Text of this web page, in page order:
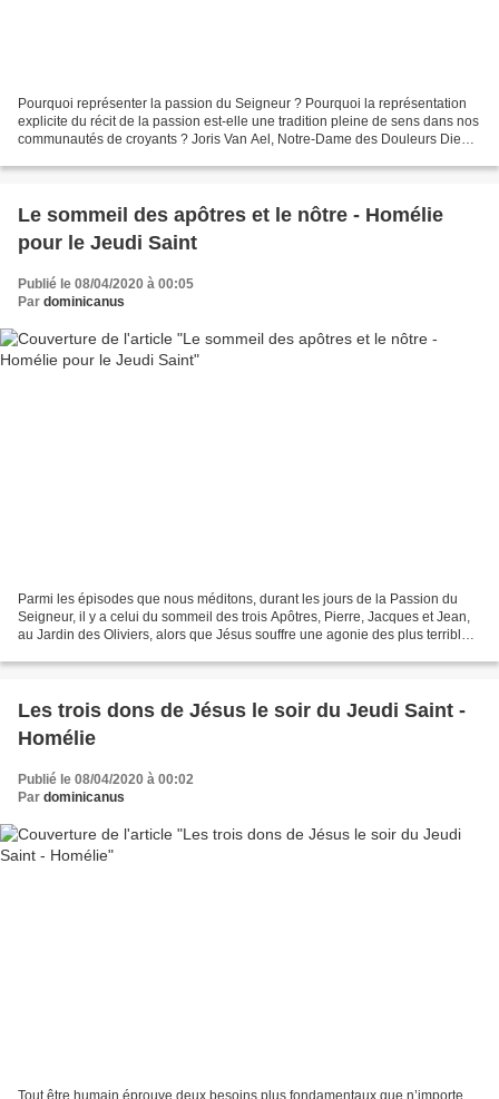
Pourquoi représenter la passion du Seigneur ? Pourquoi la représentation
explicite du récit de la passion est-elle une tradition pleine de sens dans nos
communautés de croyants ? Joris Van Ael, Notre-Dame des Douleurs Dieu
Le sommeil des apôtres et le nôtre - Homélie
pour le Jeudi Saint
Publié le 08/04/2020 à 00:05
Par dominicanus
Parmi les épisodes que nous méditons, durant les jours de la Passion du
Seigneur, il y a celui du sommeil des trois Apôtres, Pierre, Jacques et Jean,
au Jardin des Oliviers, alors que Jésus souffre une agonie des plus terribles.
Les trois dons de Jésus le soir du Jeudi Saint -
Homélie
Publié le 08/04/2020 à 00:02
Par dominicanus
Tout être humain éprouve deux besoins plus fondamentaux que n’importe